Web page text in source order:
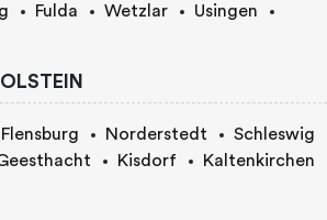
Fulda Wetzlar
Usingen
Flensburg Norderstedt
Schleswig
Kisdorf
Kaltenkirchen